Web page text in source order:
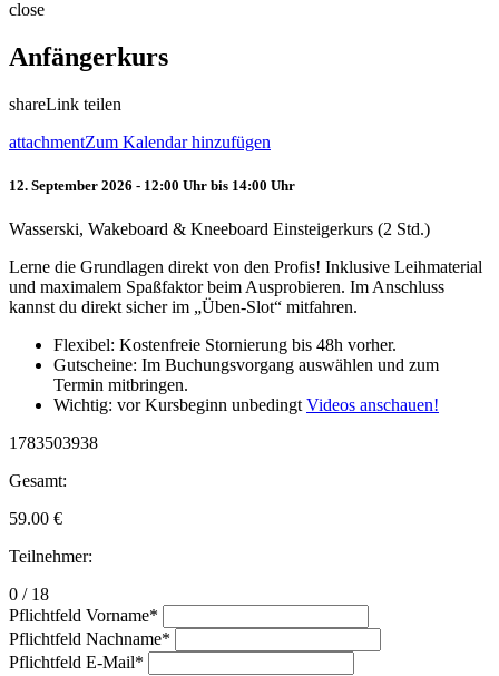
close
Anfängerkurs
shareLink teilen
attachmentZum Kalendar hinzufügen
12. September 2026 - 12:00 Uhr bis 14:00 Uhr
Wasserski, Wakeboard & Kneeboard Einsteigerkurs (2 Std.)
Lerne die Grundlagen direkt von den Profis! Inklusive Leihmaterial
und maximalem Spaßfaktor beim Ausprobieren. Im Anschluss
kannst du direkt sicher im „Üben-Slot“ mitfahren.
Flexibel: Kostenfreie Stornierung bis 48h vorher.
Gutscheine: Im Buchungsvorgang auswählen und zum
Termin mitbringen.
Wichtig: vor Kursbeginn unbedingt Videos anschauen!
1783503938
Gesamt:
59.00 €
Teilnehmer:
0 / 18
Pflichtfeld Vorname*
Pflichtfeld Nachname*
Pflichtfeld E-Mail*